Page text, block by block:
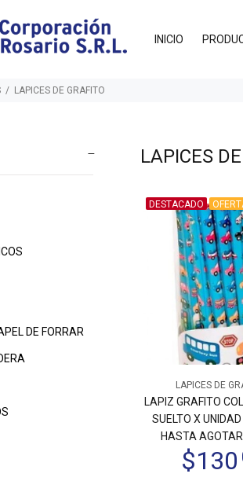
INICIO
LAPICES DE GRAFITO
DE FORRAR
LAPICES
DESTACADO
LAPICES DE
LAPIZ GRAFITO
SUELTO X
HASTA
$13000
$33500